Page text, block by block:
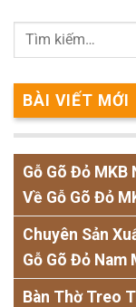
BÀI VIẾT MỚI
Gỗ Gõ Đỏ MKB
Về Gỗ Gõ Đỏ
Chuyên Sản
Gỗ Gõ Đỏ Nam
Bàn Thờ Treo